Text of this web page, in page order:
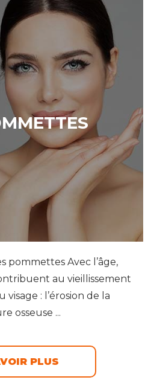
pommettes Avec l’âge,
au vieillissement
: l’érosion de la
osseuse ...
PLUS